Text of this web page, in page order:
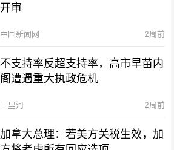
开审
中国新闻网 2周前
不支持率反超支持率，高市早苗内
阁遭遇重大执政危机
三里河 2周前
加拿大总理：若美方关税生效，加